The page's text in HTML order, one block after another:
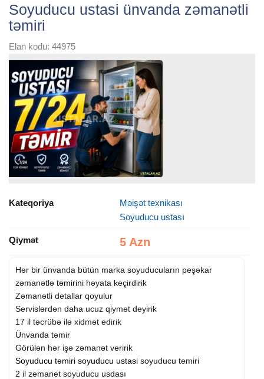
Soyuducu ustasi ünvanda zəmanətli
təmiri
Elan kodu: 44975
Kateqoriya
Məişət texnikası
Soyuducu ustası
Qiymət 5 Azn
Hər bir ünvanda bütün marka soyuducuların peşəkar
zəmanətlə təmirini həyata keçirdirik
Zəmanətli detallar qoyulur
Servislərdən daha ucuz qiymət deyirik
17 il təcrübə ilə xidmət edirik
Ünvanda təmir
Görülən hər işə zəmanət veririk
Soyuducu təmiri soyuducu ustasi soyuducu temiri
2 il zemanet soyuducu usdası